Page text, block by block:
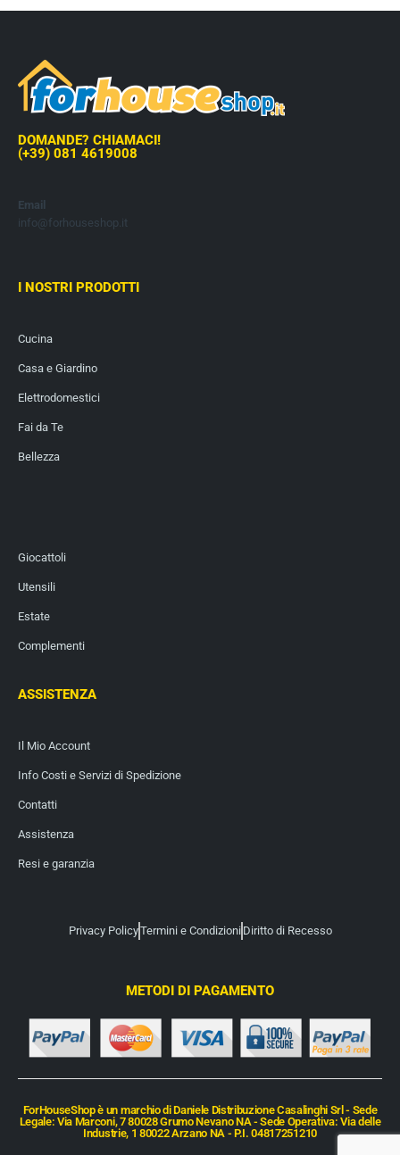
DOMANDE? CHIAMACI!
(+39) 081 4619008
Email
info@forhouseshop.it
I NOSTRI PRODOTTI
Cucina
Casa e Giardino
Elettrodomestici
Fai da Te
Bellezza
Giocattoli
Utensili
Estate
Complementi
ASSISTENZA
Il Mio Account
Info Costi e Servizi di Spedizione
Contatti
Assistenza
Resi e garanzia
Privacy PolicyTermini e Condizioni Diritto di Recesso
METODI DI PAGAMENTO
ForHouseShop è un marchio di Daniele Distribuzione Casalinghi Srl - Sede
Legale: Via Marconi, 7 80028 Grumo Nevano NA - Sede Operativa: Via delle
Industrie, 1 80022 Arzano NA - P.I. 04817251210